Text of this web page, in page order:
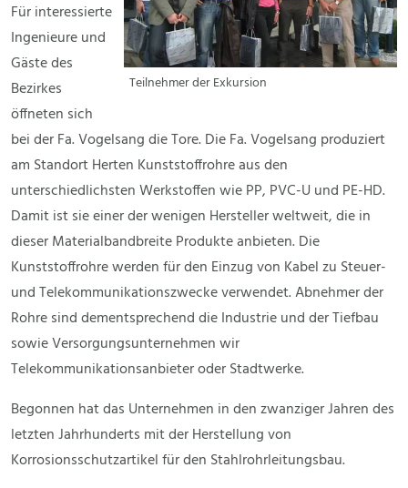
Teilnehmer der Exkursion
Für interessierte
Ingenieure und
Gäste des
Bezirkes
öffneten sich
bei der Fa. Vogelsang die Tore. Die Fa. Vogelsang produziert
am Standort Herten Kunststoffrohre aus den
unterschiedlichsten Werkstoffen wie PP, PVC-U und PE-HD.
Damit ist sie einer der wenigen Hersteller weltweit, die in
dieser Materialbandbreite Produkte anbieten. Die
Kunststoffrohre werden für den Einzug von Kabel zu Steuer-
und Telekommunikationszwecke verwendet. Abnehmer der
Rohre sind dementsprechend die Industrie und der Tiefbau
sowie Versorgungsunternehmen wir
Telekommunikationsanbieter oder Stadtwerke.
Begonnen hat das Unternehmen in den zwanziger Jahren des
letzten Jahrhunderts mit der Herstellung von
Korrosionsschutzartikel für den Stahlrohrleitungsbau.